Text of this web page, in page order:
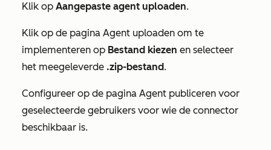
Klik op Aangepaste agent uploaden.
Klik op de pagina Agent uploaden om te
implementeren op Bestand kiezen en selecteer
het meegeleverde .zip-bestand.
Configureer op de pagina Agent publiceren voor
geselecteerde gebruikers voor wie de connector
beschikbaar is.